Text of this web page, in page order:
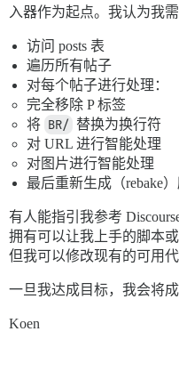
入器作为起点。我认为我
访问 posts 表
遍历所有帖子
对每个帖子进行处理：
完全移除 P 标签
将 BR/ 替换为换行符
对 URL 进行智能处理
对图片进行智能处理
最后重新生成（rebake
有人能指引我参考
拥有可以让我上手的脚本
但我可以修改现有的可用
一旦我达成目标，我会将成
Koen